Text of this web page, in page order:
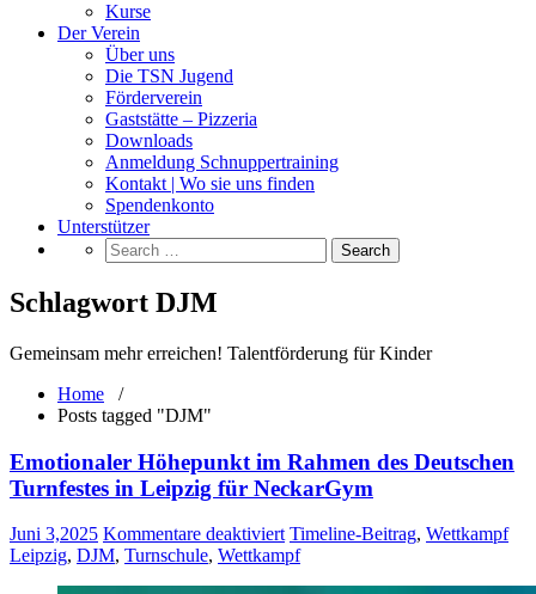
Kurse
Der Verein
Über uns
Die TSN Jugend
Förderverein
Gaststätte – Pizzeria
Downloads
Anmeldung Schnuppertraining
Kontakt | Wo sie uns finden
Spendenkonto
Unterstützer
Schlagwort DJM
Gemeinsam mehr erreichen! Talentförderung für Kinder
Home /
Posts tagged "DJM"
Emotionaler Höhepunkt im Rahmen des Deutschen
Turnfestes in Leipzig für NeckarGym
Juni 3,2025 Kommentare deaktiviertfür
Emotionaler
Timeline-Beitrag, Wettkampf
Leipzig, DJM, Turnschule, Wettkampf